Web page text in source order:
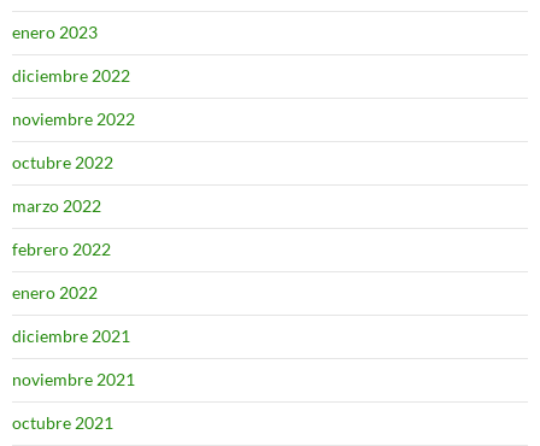
enero 2023
diciembre 2022
noviembre 2022
octubre 2022
marzo 2022
febrero 2022
enero 2022
diciembre 2021
noviembre 2021
octubre 2021